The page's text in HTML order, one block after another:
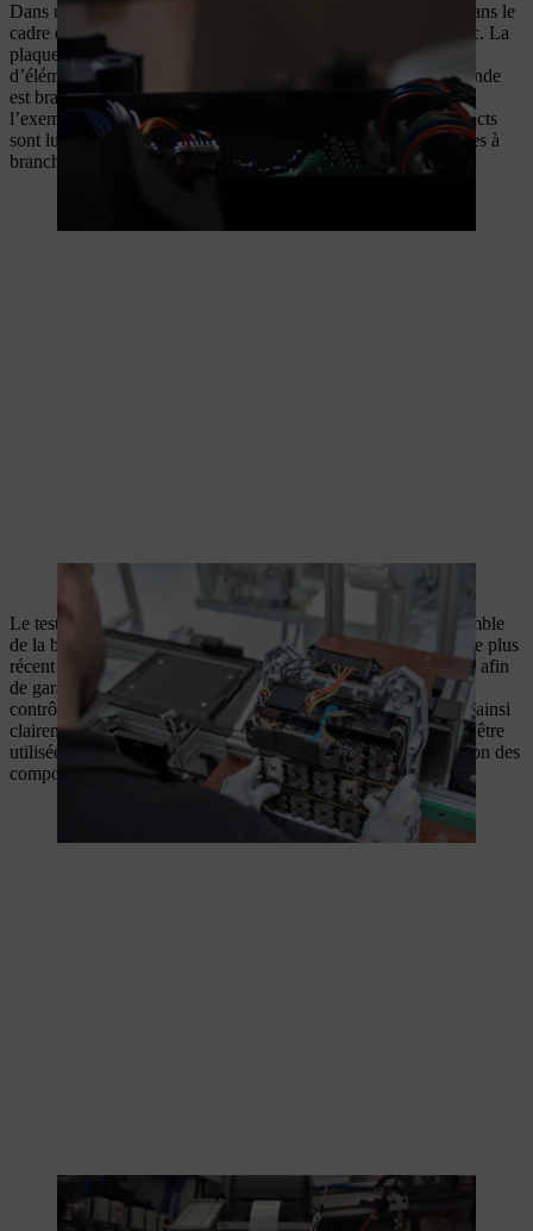
Dans un premier temps, le coulage est contrôlé visuellement dans le
cadre de l’assemblage final et validé à l’aide d’un crayon blanc. La
plaque dorsale ergonomique est ensuite montée et équipée
d’éléments de fixation et de la poignée. Puis l’unité de commande
est branchée et le couvercle avant est mis en place. Avant que
l’exemplaire ne soit amené dans la station de vissage, les contacts
sont lubrifiés à titre préventif afin qu’ils soient longtemps faciles à
brancher.
Le contrôle du coulage est effectué lors de l’assemblage final.
Le test de fin de ligne vérifie le bon fonctionnement de l’ensemble
de la batterie. Pour cela, le voyant LED est vérifié, le logiciel le plus
récent est installé et toutes les fonctions techniques sont testées afin
de garantir la sécurité lors de l’utilisation sur terrain. Après le
contrôle, toutes les étiquettes des composants sont scannées et ainsi
clairement attribuées à l’exemplaire. La batterie est autorisée à être
utilisée uniquement après avoir réussi le test et après l’attribution des
composants.
Lors du test de fin de ligne, toutes les fonctions techniques sont
testées.